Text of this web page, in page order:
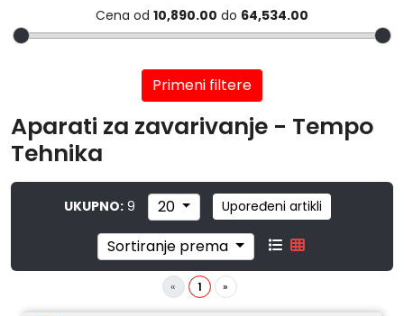
Cena od 10,890.00 do 64,534.00
Primeni filtere
Aparati za zavarivanje - Tempo
Tehnika
UKUPNO:9 20 Upoređeni artikli
Sortiranje prema
« 1 »